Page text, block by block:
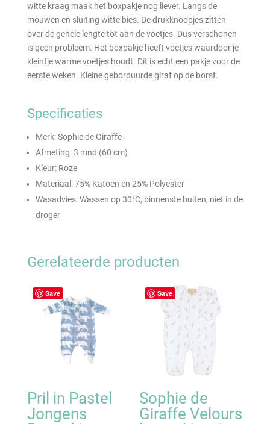
witte kraag maak het boxpakje nog liever. Langs de
mouwen en sluiting witte bies. De drukknoopjes zitten
over de gehele lengte tot aan de voetjes. Dus verschonen
is geen probleem. Het boxpakje heeft voetjes waardoor je
kleintje warme voetjes houdt. Dit is echt een pakje voor de
eerste weken. Kleine geborduurde giraf op de borst.
Specificaties
Merk: Sophie de Giraffe
Afmeting: 3 mnd (60 cm)
Kleur: Roze
Materiaal: 75% Katoen en 25% Polyester
Wasadvies: Wassen op 30°C, binnenste buiten, niet in de
droger
Gerelateerde producten
Save
Pril in Pastel
Jongens
Save
Sophie de
Giraffe Velours